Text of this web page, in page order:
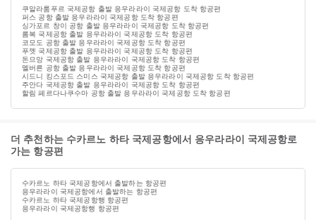
쿠알라룸푸르 국제공항 출발 응우라라이 국제공항 도착 항공편
퍼스 공항 출발 응우라라이 국제공항 도착 항공편
싱가포르 창이 공항 출발 응우라라이 국제공항 도착 항공편
롬복 국제공항 출발 응우라라이 국제공항 도착 항공편
코모도 공항 출발 응우라라이 국제공항 도착 항공편
푸껫 국제공항 출발 응우라라이 국제공항 도착 항공편
돈므앙 국제공항 출발 응우라라이 국제공항 도착 항공편
멜버른 공항 출발 응우라라이 국제공항 도착 항공편
시드니 킹스포드 스미스 국제공항 출발 응우라라이 국제공항 도착 항공편
주안다 국제공항 출발 응우라라이 국제공항 도착 항공편
할림 페르다나쿠수마 공항 출발 응우라라이 국제공항 도착 항공편
더 추천하는 수카르노 하타 국제공항에서 응우라라이 국제공항로
가는 항공편
수카르노 하타 국제공항에서 출발하는 항공편
응우라라이 국제공항에서 출발하는 항공편
수카르노 하타 국제공항행 항공편
응우라라이 국제공항행 항공편